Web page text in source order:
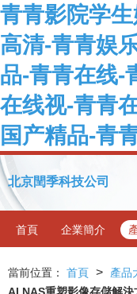
青青影院学
高清-青青娱
品-青青在线-
在线视-青青
国产精品-青
北京閏季科技公司
首頁 企業簡介
當前位置： 首頁 > 產品